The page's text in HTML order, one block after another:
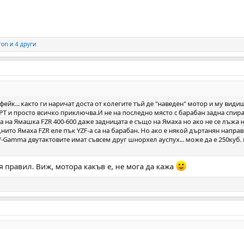
и 4 други
както ги наричат доста от колегите тъй де "наведен" мотор и му
и просто всичко приключва.И не на последно място с барабан задна
на Ямашка FZR 400-600 даже задницата е също на Ямаха но ако не се
Ямаха FZR еле пък YZF-a са на барабан. Но ако е някой дъртанян
Gamma двутактовите имат съвсем друг шнорхел ауспух... може да е
правил. Виж, мотора какъв е, не мога да кажа